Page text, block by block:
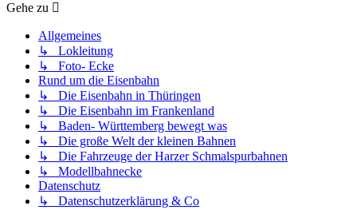
Gehe zu
Allgemeines
↳ Lokleitung
↳ Foto- Ecke
Rund um die Eisenbahn
↳ Die Eisenbahn in Thüringen
↳ Die Eisenbahn im Frankenland
↳ Baden- Württemberg bewegt was
↳ Die große Welt der kleinen Bahnen
↳ Die Fahrzeuge der Harzer Schmalspurbahnen
↳ Modellbahnecke
Datenschutz
↳ Datenschutzerklärung & Co